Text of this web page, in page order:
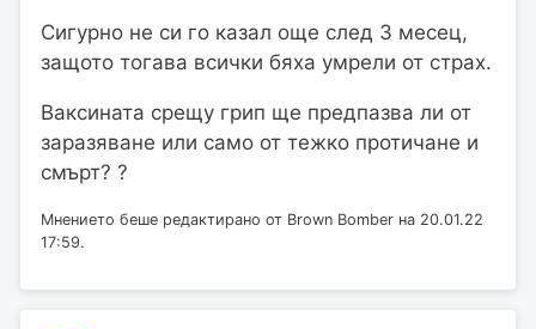
Сигурно не си го казал още след 3 месец,
защото тогава всички бяха умрели от страх.
Ваксината срещу грип ще предпазва ли от
заразяване или само от тежко протичане и
смърт? ?
Мнението беше редактирано от Brown Bomber на 20.01.22
17:59.